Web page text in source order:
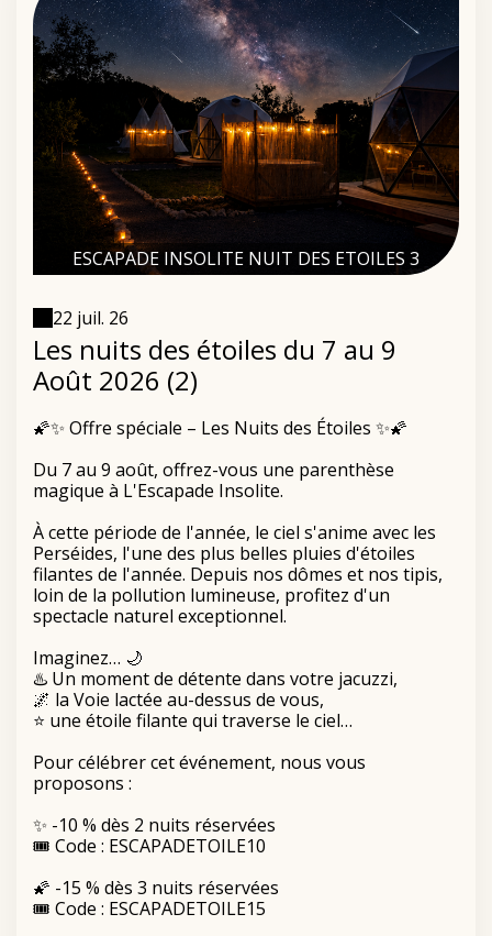
ESCAPADE INSOLITE NUIT DES ETOILES 3
22 juil. 26
Les nuits des étoiles du 7 au 9
Août 2026 (2)
🌠✨ Offre spéciale – Les Nuits des Étoiles ✨🌠
Du 7 au 9 août, offrez-vous une parenthèse
magique à L'Escapade Insolite.
À cette période de l'année, le ciel s'anime avec les
Perséides, l'une des plus belles pluies d'étoiles
filantes de l'année. Depuis nos dômes et nos tipis,
loin de la pollution lumineuse, profitez d'un
spectacle naturel exceptionnel.
Imaginez… 🌙
♨️ Un moment de détente dans votre jacuzzi,
🌌 la Voie lactée au-dessus de vous,
⭐ une étoile filante qui traverse le ciel…
Pour célébrer cet événement, nous vous
proposons :
✨ -10 % dès 2 nuits réservées
🎟️ Code : ESCAPADETOILE10
🌠 -15 % dès 3 nuits réservées
🎟️ Code : ESCAPADETOILE15